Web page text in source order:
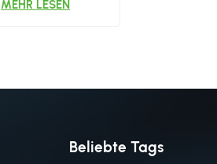
MEHR LESEN
Beliebte Tags